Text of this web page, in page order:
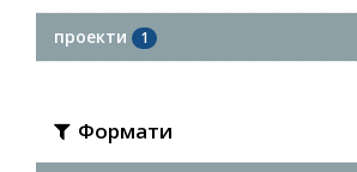
проекти 1
Формати